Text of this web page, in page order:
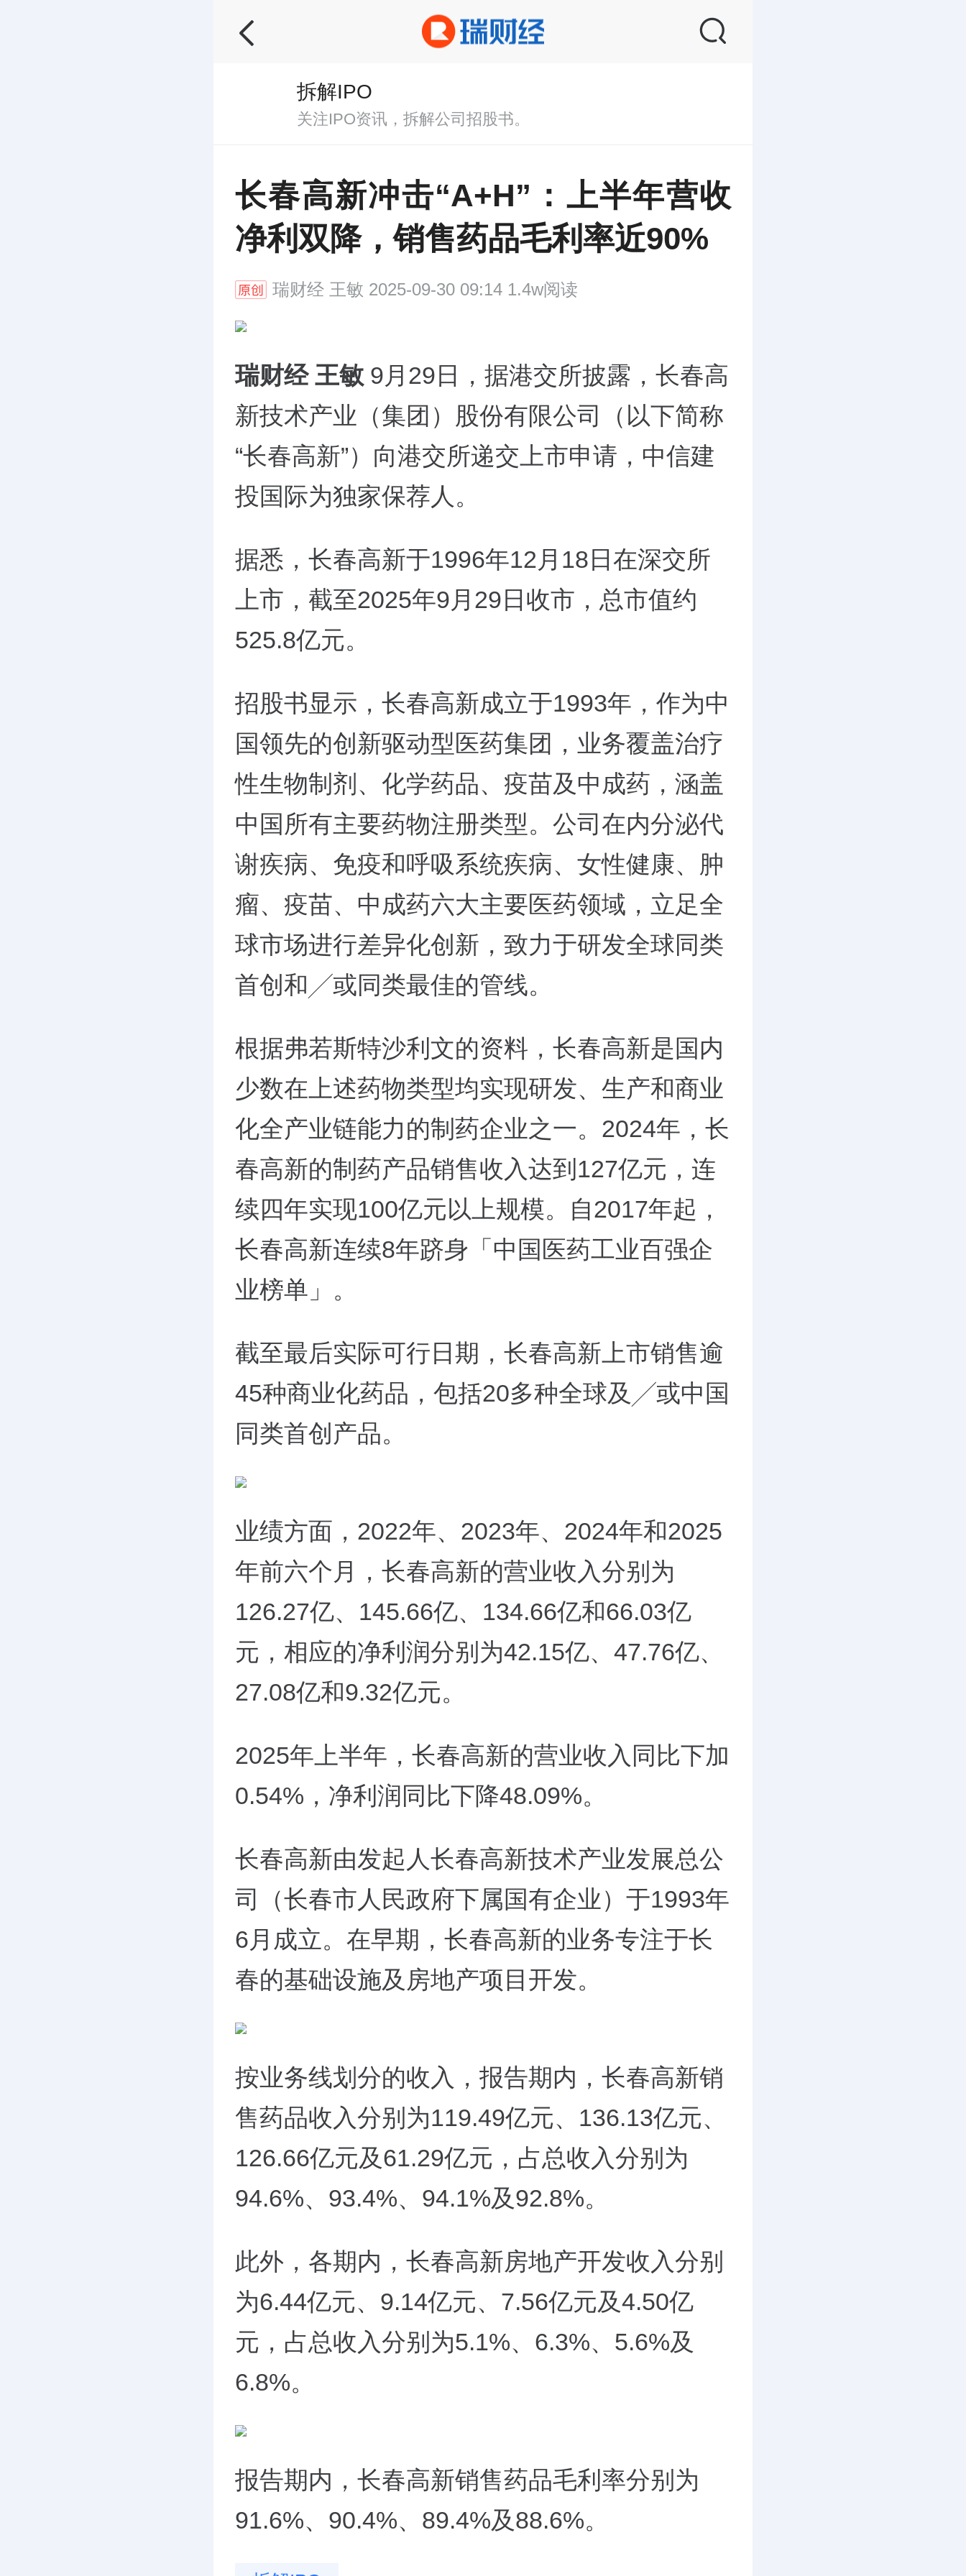
拆解IPO
关注IPO资讯，拆解公司招股书。
长春高新冲击“A+H”：上半年营收
净利双降，销售药品毛利率近90%
瑞财经 王敏 2025-09-30 09:14 1.4w阅读
瑞财经 王敏 9月29日，据港交所披露，长春高
新技术产业（集团）股份有限公司（以下简称
“长春高新”）向港交所递交上市申请，中信建
投国际为独家保荐人。
据悉，长春高新于1996年12月18日在深交所
上市，截至2025年9月29日收市，总市值约
525.8亿元。
招股书显示，长春高新成立于1993年，作为中
国领先的创新驱动型医药集团，业务覆盖治疗
性生物制剂、化学药品、疫苗及中成药，涵盖
中国所有主要药物注册类型。公司在内分泌代
谢疾病、免疫和呼吸系统疾病、女性健康、肿
瘤、疫苗、中成药六大主要医药领域，立足全
球市场进行差异化创新，致力于研发全球同类
首创和╱或同类最佳的管线。
根据弗若斯特沙利文的资料，长春高新是国内
少数在上述药物类型均实现研发、生产和商业
化全产业链能力的制药企业之一。2024年，长
春高新的制药产品销售收入达到127亿元，连
续四年实现100亿元以上规模。自2017年起，
长春高新连续8年跻身「中国医药工业百强企
业榜单」。
截至最后实际可行日期，长春高新上市销售逾
45种商业化药品，包括20多种全球及╱或中国
同类首创产品。
业绩方面，2022年、2023年、2024年和2025
年前六个月，长春高新的营业收入分别为
126.27亿、145.66亿、134.66亿和66.03亿
元，相应的净利润分别为42.15亿、47.76亿、
27.08亿和9.32亿元。
2025年上半年，长春高新的营业收入同比下加
0.54%，净利润同比下降48.09%。
长春高新由发起人长春高新技术产业发展总公
司（长春市人民政府下属国有企业）于1993年
6月成立。在早期，长春高新的业务专注于长
春的基础设施及房地产项目开发。
按业务线划分的收入，报告期内，长春高新销
售药品收入分别为119.49亿元、136.13亿元、
126.66亿元及61.29亿元，占总收入分别为
94.6%、93.4%、94.1%及92.8%。
此外，各期内，长春高新房地产开发收入分别
为6.44亿元、9.14亿元、7.56亿元及4.50亿
元，占总收入分别为5.1%、6.3%、5.6%及
6.8%。
报告期内，长春高新销售药品毛利率分别为
91.6%、90.4%、89.4%及88.6%。